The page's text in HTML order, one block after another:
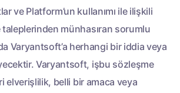
ve Platform’un kullanımı ile ilişkili
münhasıran sorumlu
Varyantsoft’a herhangi bir iddia veya
Varyantsoft, işbu sözleşme
elverişlilik, belli bir amaca veya